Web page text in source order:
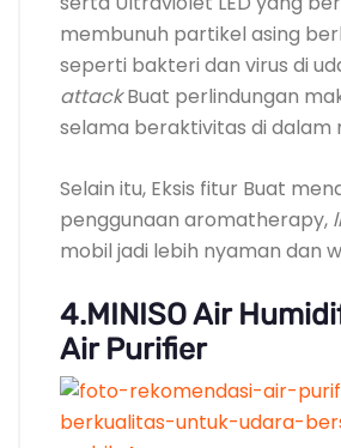
4.MINISO Air
Air Purifier
Harga: Rp 256.000
Dapatkan kualitas udara
time dalam mobil
Kualitas udara di sebuah
diukur. Begitu pula kualitas